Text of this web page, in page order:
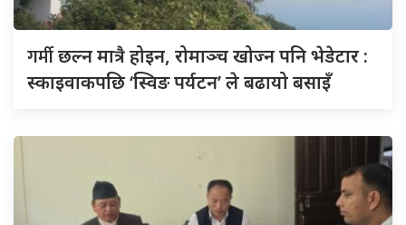
गर्मीछल्न मात्रै होइन, रोमाञ्च खोज्न पनि भेडेटार :
स्काइवाकपछि ‘स्विङ पर्यटन’ ले बढायो बसाइँ